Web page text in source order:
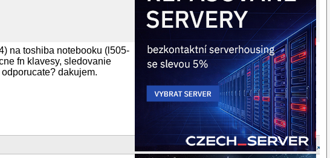
na toshiba notebooku (l505-
fn klavesy, sledovanie
dakujem.